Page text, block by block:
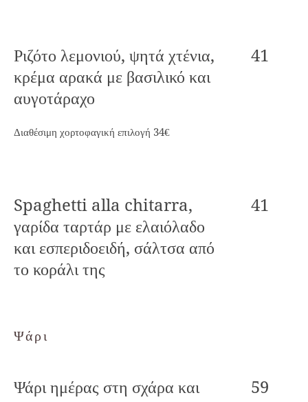
Ριζότο λεμονιού, ψητά χτένια,
κρέμα αρακά με βασιλικό και
αυγοτάραχο
41
Διαθέσιμη χορτοφαγική επιλογή 34€
Spaghetti alla chitarra,
γαρίδα ταρτάρ με ελαιόλαδο
και εσπεριδοειδή, σάλτσα από
το κοράλι της
41
Ψάρι
Ψάρι ημέρας στη σχάρα και
59